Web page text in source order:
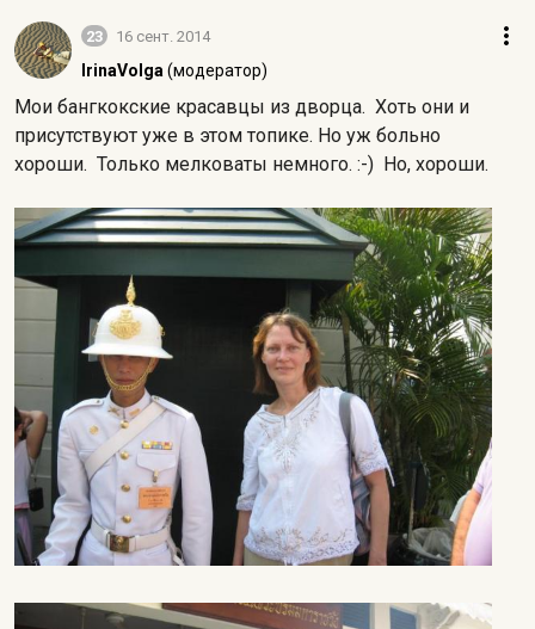
23 16 сент. 2014
IrinaVolga (модератор)
Мои бангкокские красавцы из дворца. Хоть они и
присутствуют уже в этом топике. Но уж больно
хороши. Только мелковаты немного. :-) Но, хороши.